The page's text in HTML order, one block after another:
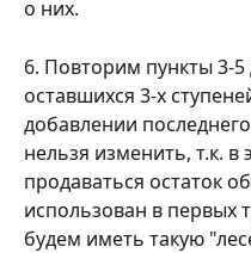
о них.
6. Повторим пункты 3-5
оставшихся 3-х
добавлении
нельзя изменить, т.к. в
продаваться остаток
использован в первых
будем иметь такую